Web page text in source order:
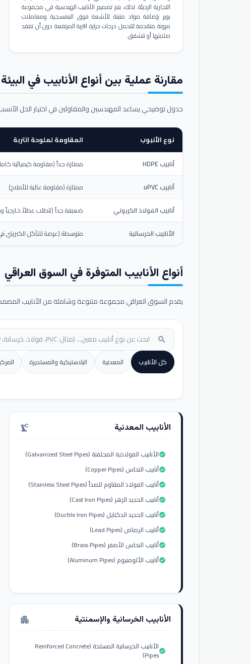
التجارية الرديئة. لذلك، يتم تصميم الأنابيب الهندسية في مجموعة
بوير بإضافة مواد مثبتة للأشعة فوق البنفسجية ومعاملات
مرونة متقدمة لتتحمل درجات حرارة التربة المرتفعة دون أن تفقد
صلابتها أو تتشقق.
مقارنة عملية بين أنواع الأنابيب في البيئة
جدول توضيحي يساعد المهندسين والمقاولين في اختيار الحل
نوع الأنبوب المقاومة لملوحة التربة
أنابيب HDPE ممتازة جداً (مقاومة كيميائية
أنابيب uPVC
ممتازة (مقاومة عالية للأملاح)
أنابيب الفولاذ الكربوني
ضعيفة جداً (تتطلب عطلاً خارجياً
الأنابيب الخرسانية
متوسطة (عرضة للتآكل الكبريتي
أنواع الأنابيب المتوفرة في السوق العراقي
يقدم السوق العراقي مجموعة متنوعة وشاملة من الأنابيب
search
كل الأنابيب المعدنية البلاستيكية والمستديرة
الأنابيب المعدنية precision_manufacturing
الأنابيب الفولاذية المجلفنة (Galvanized Steel Pipes)check_circle
أنابيب النحاس (Copper Pipes)check_circle
أنابيب الفولاذ المقاوم للصدأ (Stainless Steel Pipes)check_circle
أنابيب الحديد الزهر (Cast Iron Pipes)check_circle
أنابيب الحديد الدكتايل (Ductile Iron Pipes)check_circle
أنابيب الرصاص (Lead Pipes)check_circle
أنابيب النحاس الأصفر (Brass Pipes)check_circle
أنابيب الألومنيوم (Aluminum Pipes)check_circle
الأنابيب الخرسانية والإسمنتية apartment
الأنابيب الخرسانية المسلحة (Reinforced Concrete
Pipes)check_circle